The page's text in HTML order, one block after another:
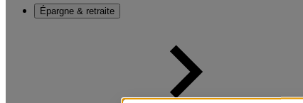
Épargne & retraite